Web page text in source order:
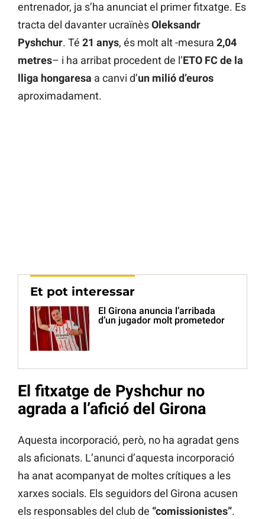
entrenador, ja s’ha anunciat el primer fitxatge. Es
tracta del davanter ucraïnèsOleksandr
Pyshchur. Té 21 anys, és molt alt -mesura 2,04
metres– i ha arribat procedent de l’ETO FC de la
lliga hongaresa a canvi d’un milió d’euros
aproximadament.
Et pot interessar
El Girona anuncia l’arribada
d’un jugador molt prometedor
El fitxatge de Pyshchur no
agrada a l’afició del Girona
Aquesta incorporació, però, no ha agradat gens
als aficionats. L’anunci d’aquesta incorporació
ha anat acompanyat de moltes crítiques a les
xarxes socials. Els seguidors del Girona acusen
els responsables del club de “comissionistes”.